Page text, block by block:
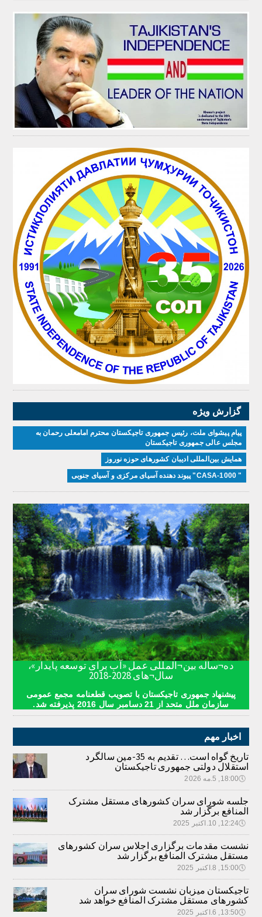
گزارش ویژه
پیام پیشوای ملت، رئیس جمهوری تاجیکستان محترم امامعلی رحمان به
مجلس عالی جمهوری تاجیکستان
همایش بین‌المللی ادیبان کشور‌های حوزه نوروز
" CASA-1000" پیوند دهنده آسیای مرکزی و آسیای جنوبی
ده¬ساله بین¬المللی عمل «آب برای توسعه پایدار»،
سال¬های 2028-2018
پیشنهاد جمهوری تاجیکستان با تصویب قطعنامه مجمع عمومی
سازمان ملل متحد از 21 دسامبر سال 2016 پذیرفته شد.
اخبار مهم
تاریخ گواه است… تقدیم به 35-مین سالگرد
استقلال دولتی جمهوری تاجیکستان
🕔18:00, 5.مه 2026
جلسه شورای سران کشورهای مستقل مشترک
المنافع برگزار شد
🕔12:24, 10.اکتبر 2025
نشست مقدمات برگزاری اجلاس سران کشورهای
مستقل مشترک المنافع برگزار شد
🕔15:00, 8.اکتبر 2025
تاجیکستان میزبان نشست شورای سران
کشورهای مستقل مشترک المنافع خواهد شد
🕔13:50, 6.اکتبر 2025